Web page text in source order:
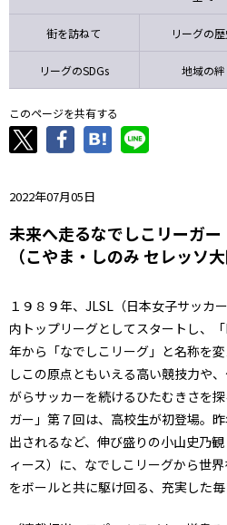
街を訪ねて リーグの歴
リーグのSDGs 地域の絆
このページを共有する
2022年07月05日
未来へ走るなでしこリーガ
（こやま・しのみ セレッソ
１９８９年、JLSL（日本女子サッカ
内トップリーグとしてスタートし、
年から「なでしこリーグ」と名称を
しこの原点ともいえる高い競技力や
がらサッカーを続けるひたむきさを
ガー」第７回は、高校生が初登場。
出されるなど、伸び盛りの小山史乃
ィース）に、なでしこリーグから世
をボールと共に駆け回る、充実した毎